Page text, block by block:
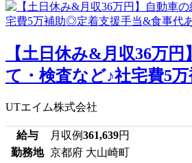
【土日休み&月収36万
て・検査など♪社宅費5
UTエイム株式会社
給与 月収例361,639円
勤務地 京都府 大山崎町